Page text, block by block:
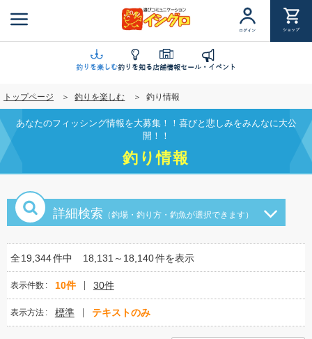
ン
に
移
動
ログイン ショップ
釣りを楽しむ釣りを知る店舗情報セール・イベント
トップページ 釣りを楽しむ 釣り情報
あなたのフィッシング情報を大募集！！喜びと悲しみをみんなに大公
開！！
釣り情報
詳細検索 （釣場・釣り方・釣魚が選択できます）
全19,344件中 18,131～18,140件を表示
表示件数 10件 30件
表示方法 標準 テキストのみ